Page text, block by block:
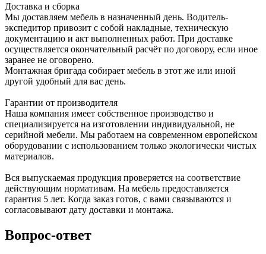
Доставка и сборка
Мы доставляем мебель в назначенный день. Водитель-
экспедитор привозит с собой накладные, техническую
документацию и акт выполненных работ. При доставке
осуществляется окончательный расчёт по договору, если иное
заранее не оговорено.
Монтажная бригада собирает мебель в этот же или иной
другой удобный для вас день.
Гарантии от производителя
Наша компания имеет собственное производство и
специализируется на изготовлении индивидуальной, не
серийной мебели. Мы работаем на современном европейском
оборудовании с использованием только экологически чистых
материалов.
Вся выпускаемая продукция проверяется на соответствие
действующим нормативам. На мебель предоставляется
гарантия 5 лет. Когда заказ готов, с вами связываются и
согласовывают дату доставки и монтажа.
Вопрос-ответ